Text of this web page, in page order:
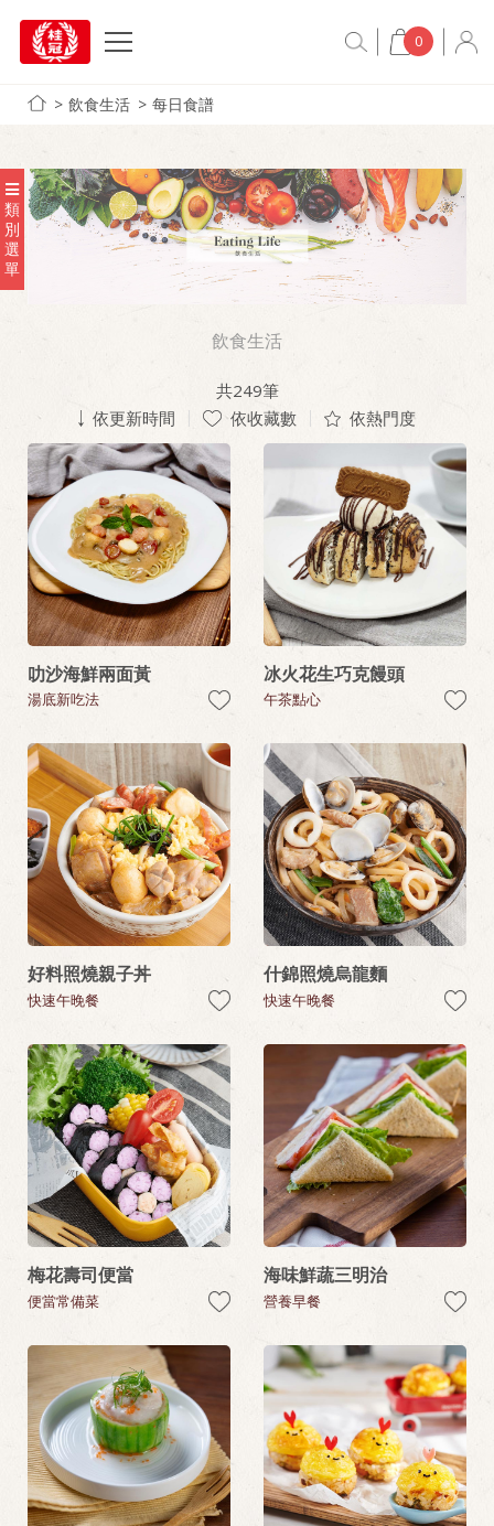
0
飲食生活 每日食譜
類
別
選
單
飲食生活
共249筆
依更新時間
依收藏數 依熱門度
叻沙海鮮兩面黃
湯底新吃法
冰火花生巧克饅頭
午茶點心
好料照燒親子丼
快速午晚餐
什錦照燒烏龍麵
快速午晚餐
梅花壽司便當
便當常備菜
海味鮮蔬三明治
營養早餐